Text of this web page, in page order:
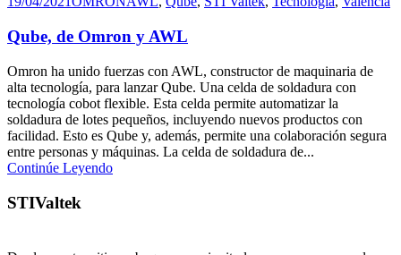
Qube, de Omron y AWL
Omron ha unido fuerzas con AWL, constructor de maquinaria de
alta tecnología, para lanzar Qube. Una celda de soldadura con
tecnología cobot flexible. Esta celda permite automatizar la
soldadura de lotes pequeños, incluyendo nuevos productos con
facilidad. Esto es Qube y, además, permite una colaboración segura
entre personas y máquinas. La celda de soldadura de...
Continúe Leyendo
STIValtek